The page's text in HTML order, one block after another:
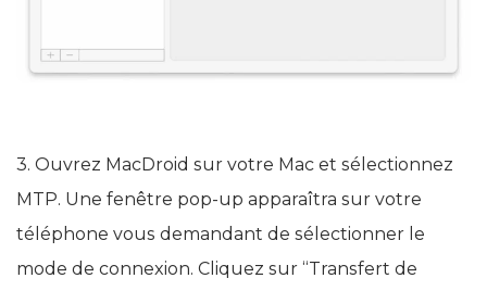
3. Ouvrez MacDroid sur votre Mac et sélectionnez
MTP. Une fenêtre pop-up apparaîtra sur votre
téléphone vous demandant de sélectionner le
mode de connexion. Cliquez sur “Transfert de